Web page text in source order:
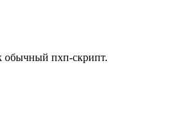
обычный пхп-скрипт.